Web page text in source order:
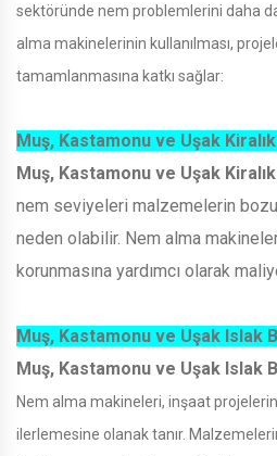
sektöründe nem problemlerini daha
alma makinelerinin kullanılması,
tamamlanmasına katkı sağlar:
Muş, Kastamonu ve Uşak Kiralık
Muş, Kastamonu ve Uşak Kiralık
nem seviyeleri malzemelerin
neden olabilir. Nem alma
korunmasına yardımcı olarak
Muş, Kastamonu ve Uşak Islak
Muş, Kastamonu ve Uşak Islak
Nem alma makineleri, inşaat
ilerlemesine olanak tanır.